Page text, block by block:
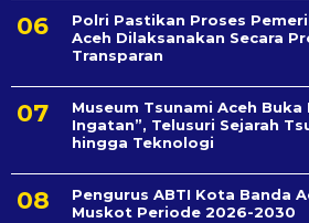
Polri Pastikan Proses
Aceh Dilaksanakan Secara
Transparan
Museum Tsunami Aceh Buka
Ingatan”, Telusuri Sejarah
hingga Teknologi
Pengurus ABTI Kota Banda
Muskot Periode 2026-2030